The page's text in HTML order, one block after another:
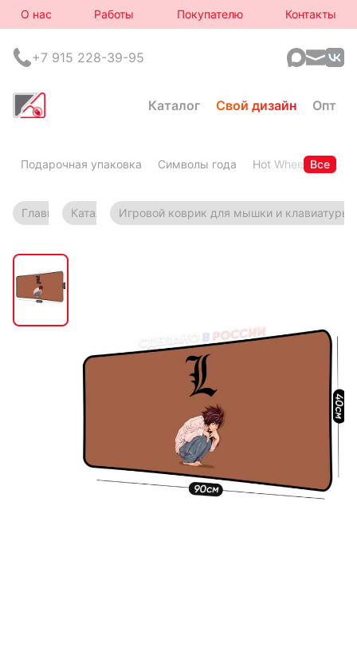
О нас Работы Покупателю Контакты
+7 915 228-39-95
Каталог Свой дизайн Опт
Подарочная упаковка Символы года Hot WheelsВсе
Главная Каталог Игровой коврик для мышки и клавиатуры